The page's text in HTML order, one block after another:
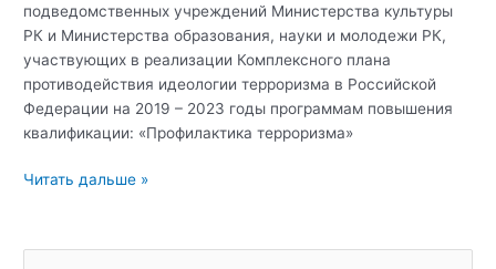
подведомственных учреждений Министерства культуры
РК и Министерства образования, науки и молодежи РК,
участвующих в реализации Комплексного плана
противодействия идеологии терроризма в Российской
Федерации на 2019 – 2023 годы программам повышения
квалификации: «Профилактика терроризма»
В
–
Читать дальше »